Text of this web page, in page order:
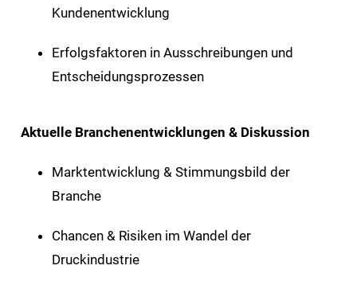
Kundenentwicklung
Erfolgsfaktoren in Ausschreibungen und
Entscheidungsprozessen
Aktuelle Branchenentwicklungen & Diskussion
Marktentwicklung & Stimmungsbild der
Branche
Chancen & Risiken im Wandel der
Druckindustrie